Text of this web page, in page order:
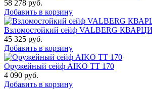
58 278 руб.
Добавить в корзину
Взломостойкий сейф VALBERG
45 325 руб.
Добавить в корзину
Оружейный сейф AIKO TT 170
4 090 руб.
Добавить в корзину